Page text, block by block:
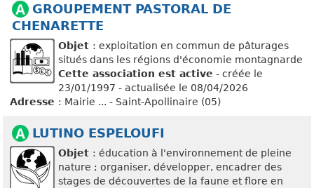
GROUPEMENT PASTORAL DE
CHENARETTE
Objet : exploitation en commun de pâturages
situés dans les régions d'économie montagnarde
Cette association est active - créée le
23/01/1997 - actualisée le 08/04/2026
Adresse : Mairie ... - Saint-Apollinaire (05)
LUTINO ESPELOUFI
Objet : éducation à l'environnement de pleine
nature ; organiser, développer, encadrer des
stages de découvertes de la faune et flore en